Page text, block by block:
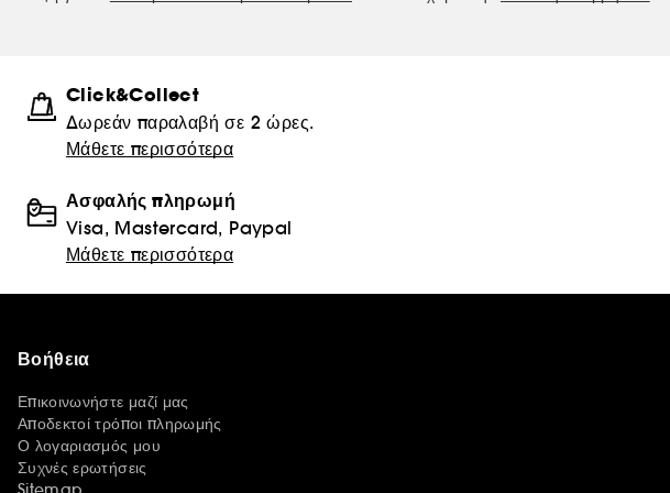
Click&Collect
Δωρεάν παραλαβή σε 2 ώρες.
Μάθετε περισσότερα
Ασφαλής πληρωμή
Visa, Mastercard, Paypal
Μάθετε περισσότερα
Βοήθεια
Επικοινωνήστε μαζί μας
Αποδεκτοί τρόποι πληρωμής
Ο λογαριασμός μου
Συχνές ερωτήσεις